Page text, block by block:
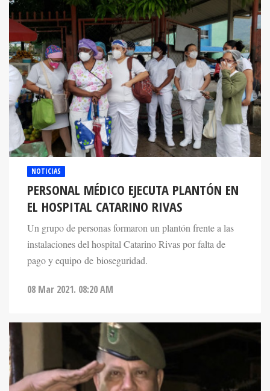
NOTICIAS
PERSONAL MÉDICO EJECUTA PLANTÓN EN
EL HOSPITAL CATARINO RIVAS
Un grupo de personas formaron un plantón frente a las
instalaciones del hospital Catarino Rivas por falta de
pago y equipo de bioseguridad.
08 Mar 2021. 08:20 AM